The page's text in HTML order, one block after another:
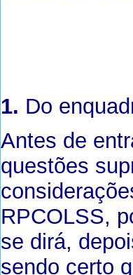
1. Do
Antes de
questões
RPCOLSS,
se dirá,
sendo certo